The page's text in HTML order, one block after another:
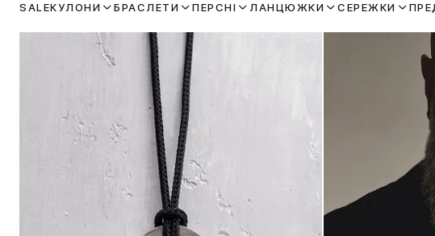
SALEКУЛОНИ БРАСЛЕТИ ПЕРСНІ ЛАНЦЮЖКИ СЕРЕЖКИ